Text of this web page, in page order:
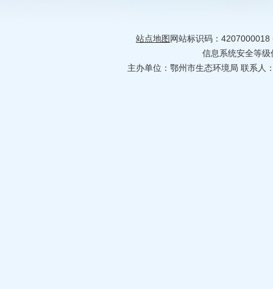
站点地图网站标识码：
信息系统安全等
主办单位：鄂州市生态环境局 联系人